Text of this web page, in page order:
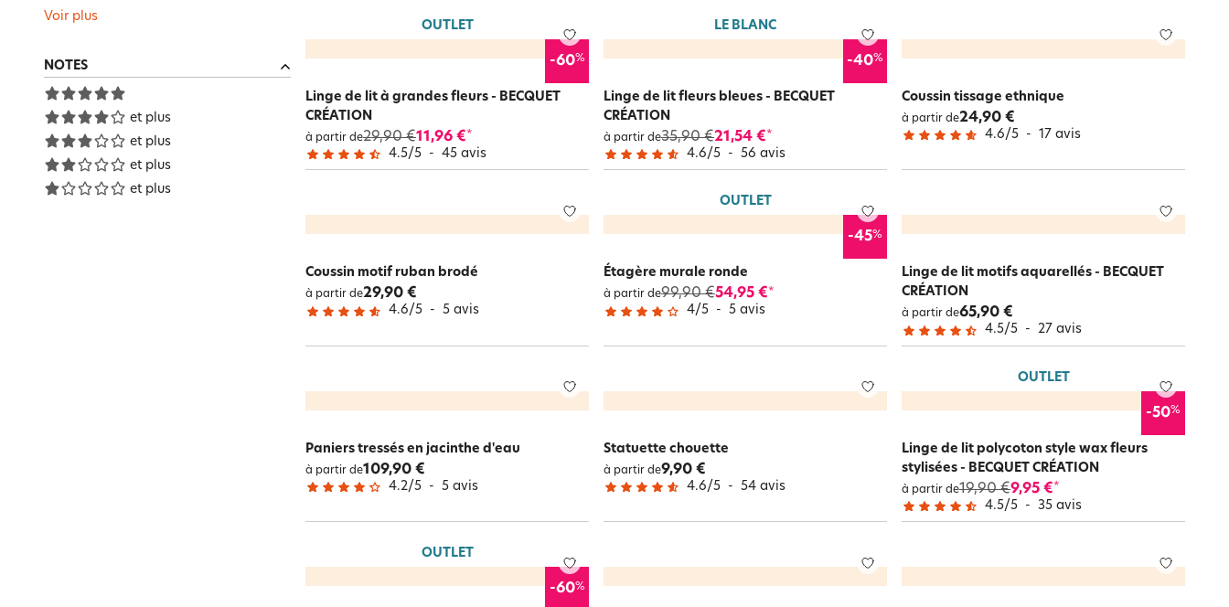
Voir plus
NOTES
et plus
et plus
et plus
et plus
OUTLET
-60%
Linge de lit à grandes fleurs - BECQUET
CRÉATION
à partir de29,90 €11,96 €*
4.5/5 - 45 avis
LE BLANC
-40%
Linge de lit fleurs bleues - BECQUET
CRÉATION
à partir de35,90 €21,54 €*
4.6/5 - 56 avis
Coussin tissage ethnique
à partir de24,90 €
4.6/5 - 17 avis
Coussin motif ruban brodé
à partir de29,90 €
4.6/5 - 5 avis
OUTLET
-45%
Étagère murale ronde
à partir de99,90 €54,95 €*
4/5 - 5 avis
Linge de lit motifs aquarellés - BECQUET
CRÉATION
à partir de65,90 €
4.5/5 - 27 avis
Paniers tressés en jacinthe d'eau
à partir de109,90 €
4.2/5 - 5 avis
Statuette chouette
à partir de9,90 €
4.6/5 - 54 avis
OUTLET
-50%
Linge de lit polycoton style wax fleurs
stylisées - BECQUET CRÉATION
à partir de19,90 €9,95 €*
4.5/5 - 35 avis
OUTLET
-60%